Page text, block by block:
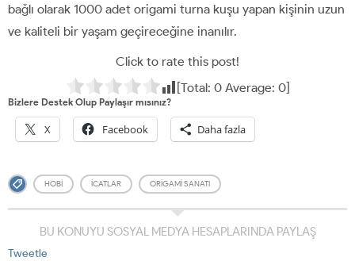
bağlı olarak 1000 adet origami turna kuşu yapan kişinin uzun
ve kaliteli bir yaşam geçireceğine inanılır.
Click to rate this post!
[Total: 0Average: 0]
Bizlere Destek Olup Paylaşır mısınız?
X Facebook Daha fazla
HOBI ICATLAR ORIGAMI SANATI
BU KONUYU SOSYAL MEDYA HESAPLARINDA PAYLAŞ
Tweetle